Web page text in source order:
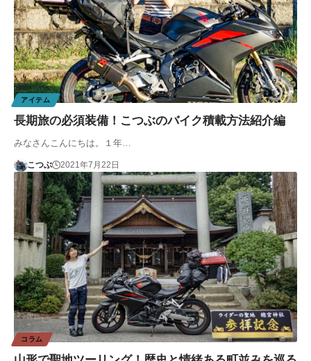
アイテム
長期旅の必須装備！こつぶのバイク積載方法紹介編
みなさんこんにちは。１年…
こつぶ 2021年7月22日
コラム